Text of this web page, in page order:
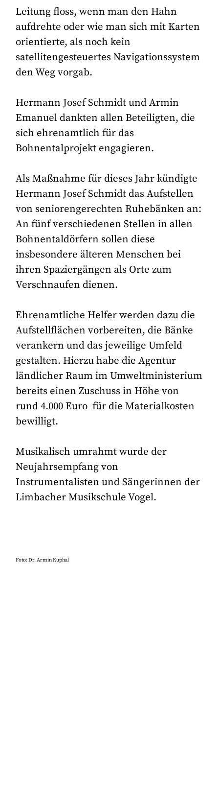
Leitung floss, wenn man den Hahn
aufdrehte oder wie man sich mit Karten
orientierte, als noch kein
satellitengesteuertes Navigationssystem
den Weg vorgab.
Hermann Josef Schmidt und Armin
Emanuel dankten allen Beteiligten, die
sich ehrenamtlich für das
Bohnentalprojekt engagieren.
Als Maßnahme für dieses Jahr kündigte
Hermann Josef Schmidt das Aufstellen
von seniorengerechten Ruhebänken an:
An fünf verschiedenen Stellen in allen
Bohnentaldörfern sollen diese
insbesondere älteren Menschen bei
ihren Spaziergängen als Orte zum
Verschnaufen dienen.
Ehrenamtliche Helfer werden dazu die
Aufstellflächen vorbereiten, die Bänke
verankern und das jeweilige Umfeld
gestalten. Hierzu habe die Agentur
ländlicher Raum im Umweltministerium
bereits einen Zuschuss in Höhe von
rund 4.000 Euro für die Materialkosten
bewilligt.
Musikalisch umrahmt wurde der
Neujahrsempfang von
Instrumentalisten und Sängerinnen der
Limbacher Musikschule Vogel.
Foto: Dr. Armin Kuphal